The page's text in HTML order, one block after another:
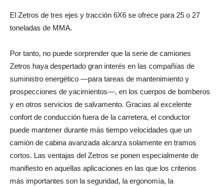
El Zetros de tres ejes y tracción 6X6 se ofrece para 25 o 27
toneladas de MMA.
Por tanto, no puede sorprender que la serie de camiones
Zetros haya despertado gran interés en las compañías de
suministro energético —para tareas de mantenimiento y
prospecciones de yacimientos—, en los cuerpos de bomberos
y en otros servicios de salvamento. Gracias al excelente
confort de conducción fuera de la carretera, el conductor
puede mantener durante más tiempo velocidades que un
camión de cabina avanzada alcanza solamente en tramos
cortos. Las ventajas del Zetros se ponen especialmente de
manifiesto en aquellas aplicaciones en las que los criterios
más importantes son la seguridad, la ergonomía, la